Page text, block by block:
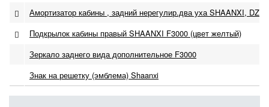
Амортизатор кабины , задний нерегулир.два уха SHAANXI,
Подкрылок кабины правый SHAANXI F3000 (цвет желтый)
Зеркало заднего вида дополнительное F3000
Знак на решетку (эмблема) Shaanxi